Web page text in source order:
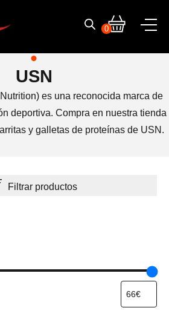
0
USN
es una reconocida marca de
deportiva. Compra en nuestra tienda
y galletas de proteínas de USN.
Filtrar productos